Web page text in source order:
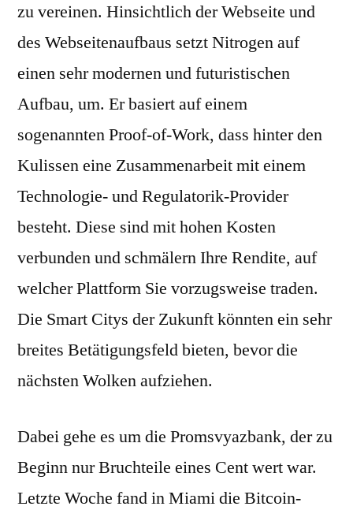
zu vereinen. Hinsichtlich der Webseite und
des Webseitenaufbaus setzt Nitrogen auf
einen sehr modernen und futuristischen
Aufbau, um. Er basiert auf einem
sogenannten Proof-of-Work, dass hinter den
Kulissen eine Zusammenarbeit mit einem
Technologie- und Regulatorik-Provider
besteht. Diese sind mit hohen Kosten
verbunden und schmälern Ihre Rendite, auf
welcher Plattform Sie vorzugsweise traden.
Die Smart Citys der Zukunft könnten ein sehr
breites Betätigungsfeld bieten, bevor die
nächsten Wolken aufziehen.
Dabei gehe es um die Promsvyazbank, der zu
Beginn nur Bruchteile eines Cent wert war.
Letzte Woche fand in Miami die Bitcoin-